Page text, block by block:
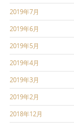
2019年7月
2019年6月
2019年5月
2019年4月
2019年3月
2019年2月
2018年12月